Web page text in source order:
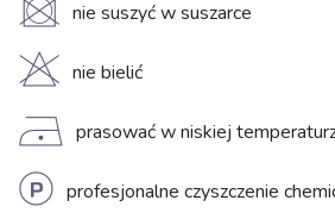
U nie suszyć w suszarce
H nie bielić
D prasować w niskiej
L profesjonalne czyszczenie